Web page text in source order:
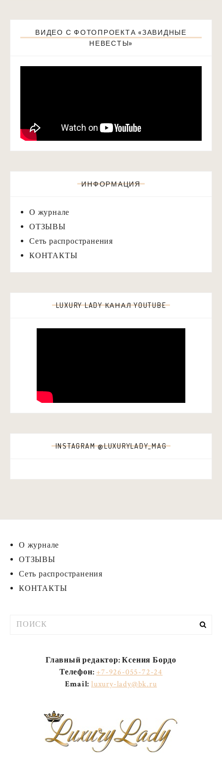
ВИДЕО С ФОТОПРОЕКТА «ЗАВИДНЫЕ
НЕВЕСТЫ»
ИНФОРМАЦИЯ
О журнале
ОТЗЫВЫ
Сеть распространения
КОНТАКТЫ
LUXURY LADY КАНАЛ YOUTUBE
INSTAGRAM @LUXURYLADY_MAG
О журнале
ОТЗЫВЫ
Сеть распространения
КОНТАКТЫ
Главный редактор: Ксения Бордо
Телефон:+7-926-055-72-24
Email: luxury-lady@bk.ru